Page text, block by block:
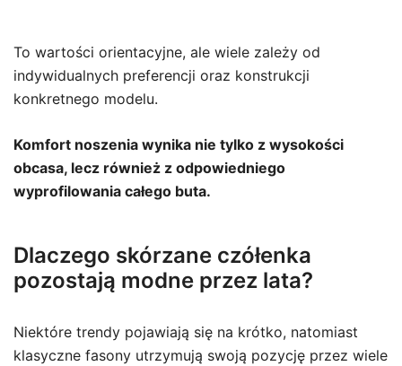
To wartości orientacyjne, ale wiele zależy od
indywidualnych preferencji oraz konstrukcji
konkretnego modelu.
Komfort noszenia wynika nie tylko z wysokości
obcasa, lecz również z odpowiedniego
wyprofilowania całego buta.
Dlaczego skórzane czółenka
pozostają modne przez lata?
Niektóre trendy pojawiają się na krótko, natomiast
klasyczne fasony utrzymują swoją pozycję przez wiele